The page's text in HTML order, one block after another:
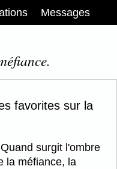
Messages
favorites sur la
Quand surgit l'ombre
la méfiance, la